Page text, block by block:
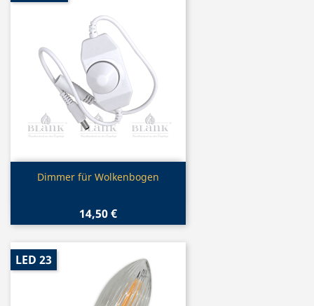
Vorschau
Dimmer für Wolkenbogen
14,50 €
LED 23